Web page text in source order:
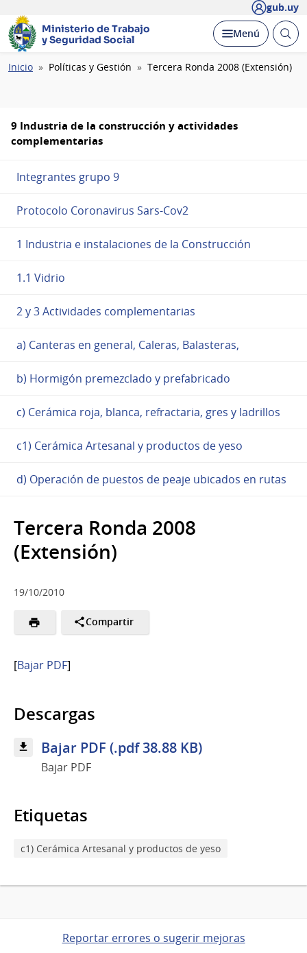
gub.uy
Ministerio de Trabajo
y Seguridad Social
Desplegar
Menú Abrir
Ruta
Inicio Políticas y Gestión Tercera Ronda 2008 (Extensión)
9 Industria de la construcción y actividades
complementarias
Integrantes grupo 9
Protocolo Coronavirus Sars-Cov2
1 Industria e instalaciones de la Construcción
1.1 Vidrio
2 y 3 Actividades complementarias
a) Canteras en general, Caleras, Balasteras,
b) Hormigón premezclado y prefabricado
c) Cerámica roja, blanca, refractaria, gres y ladrillos
c1) Cerámica Artesanal y productos de yeso
d) Operación de puestos de peaje ubicados en rutas
Tercera Ronda 2008
(Extensión)
19/10/2010
Compartir
[Bajar PDF]
Descargas
Bajar PDF (.pdf 38.88 KB)
Bajar PDF
Etiquetas
c1) Cerámica Artesanal y productos de yeso
Reportar errores o sugerir mejoras